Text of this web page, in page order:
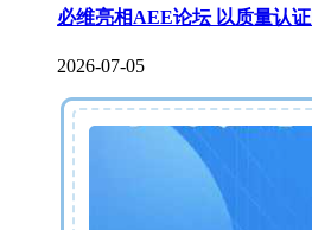
必维亮相AEE论坛 以质量认
2026-07-05